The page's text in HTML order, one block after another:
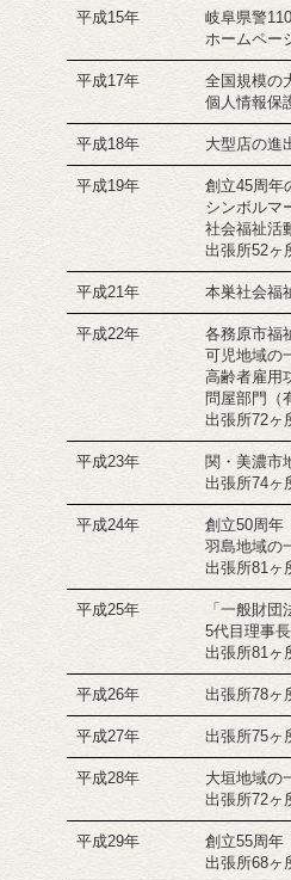
平成15年
岐阜県警
ホームペー
平成17年
全国規模の
個人情報保
平成18年 大型店の進
平成19年
創立45周年
シンボルマ
社会福祉活
出張所52
平成21年 本巣社会福
平成22年
各務原市福
可児地域の
高齢者雇用
問屋部門（
出張所72
平成23年
関・美濃市
出張所74
平成24年
創立50周年
羽島地域の
出張所81
平成25年
「一般財
5代目理事
出張所81
平成26年 出張所78
平成27年 出張所75
平成28年
大垣地域の
出張所72
平成29年
創立55周年
出張所68